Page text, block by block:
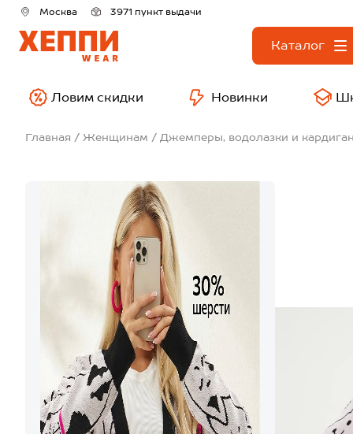
Москва 3971 пункт выдачи
Каталог
Ловим скидки Новинки
Главная Женщинам Джемперы, водолазки и